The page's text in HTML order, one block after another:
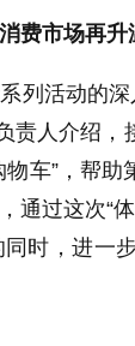
费市场再升
列活动的
责人介绍
车”，帮助
通过这次“
时，进一